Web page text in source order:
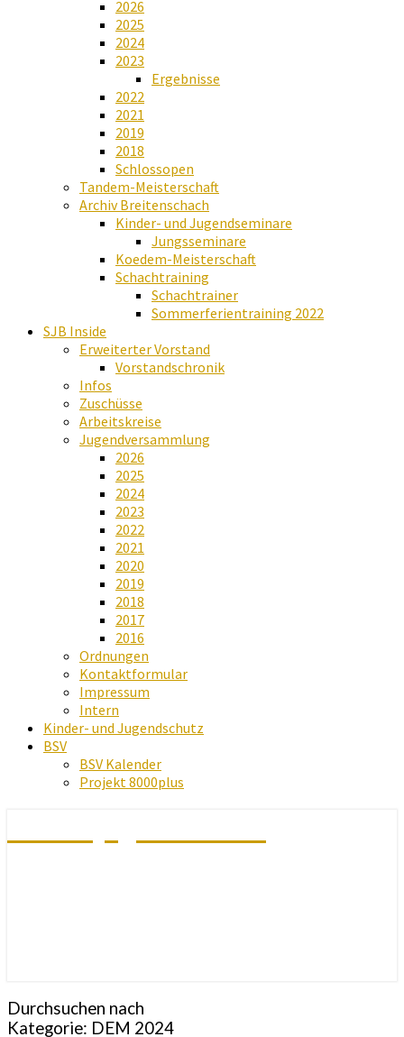
2026
2025
2024
2023
Ergebnisse
2022
2021
2019
2018
Schlossopen
Tandem-Meisterschaft
Archiv Breitenschach
Kinder- und Jugendseminare
Jungsseminare
Koedem-Meisterschaft
Schachtraining
Schachtrainer
Sommerferientraining 2022
SJB Inside
Erweiterter Vorstand
Vorstandschronik
Infos
Zuschüsse
Arbeitskreise
Jugendversammlung
2026
2025
2024
2023
2022
2021
2020
2019
2018
2017
2016
Ordnungen
Kontaktformular
Impressum
Intern
Kinder- und Jugendschutz
BSV
BSV Kalender
Projekt 8000plus
Durchsuchen nach
Kategorie: DEM 2024